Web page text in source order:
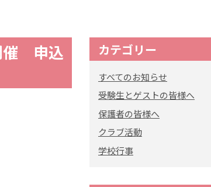
催 申込 カテゴリー
すべてのお知らせ
受験生とゲストの皆様へ
保護者の皆様へ
クラブ活動
学校行事